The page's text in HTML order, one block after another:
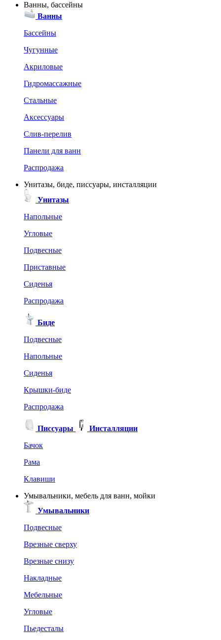
Ванны, бассейны
Ванны
Бассейны
Чугунные
Акриловые
Гидромассажные
Стальные
Аксессуары
Слив-перелив
Панели для ванн
Распродажа
Унитазы, биде, писсуары, инсталляции
Унитазы
Напольные
Угловые
Подвесные
Приставные
Сиденья
Распродажа
Биде
Подвесные
Напольные
Сиденья
Крышки-биде
Распродажа
Писсуары
Инсталляции
Бачок
Рама
Клавиши
Умывальники, мебель для ванн, мойки
Умывальники
Подвесные
Врезные сверху
Врезные снизу
Накладные
Мебельные
Угловые
Пьедесталы